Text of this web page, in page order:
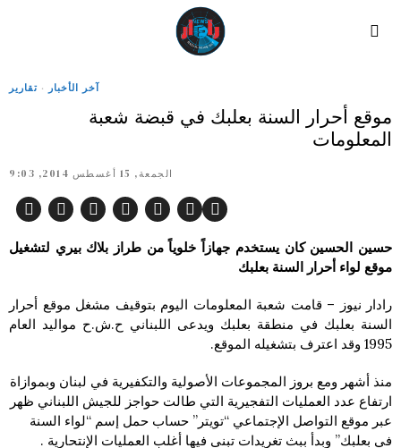
آخر الأخبار · تقارير
موقع أحرار السنة بعلبك في قبضة شعبة
المعلومات
الجمعة, 15 أغسطس 2014, 9:03
حسين الحسين كان يستخدم جهازاً خلوياً من طراز بلاك بيري لتشغيل
موقع لواء أحرار السنة بعلبك
رادار نيوز – قامت شعبة المعلومات اليوم بتوقيف مشغل موقع أحرار
السنة بعلبك في منطقة بعلبك ويدعى اللبناني ح.ش.ح مواليد العام
1995 وقد اعترف بتشغيله الموقع.
منذ أشهر ومع بروز المجموعات الأصولية والتكفيرية في لبنان وبموازاة
ارتفاع عدد العمليات التفجيرية التي طالت حواجز للجيش اللبناني ظهر
عبر موقع التواصل الإجتماعي “تويتر” حساب حمل إسم “لواء السنة
في بعلبك” وبدأ ببث تغريدات تبنى فيها أغلب العمليات الإنتحارية .